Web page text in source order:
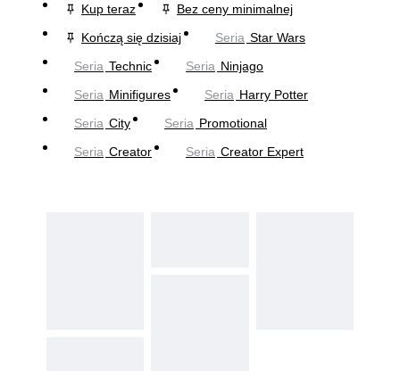
Kup teraz
Bez ceny minimalnej
Kończą się dzisiaj
Seria Star Wars
Seria Technic Seria Ninjago
Seria Minifigures Seria Harry Potter
Seria City Seria Promotional
Seria Creator Seria Creator Expert